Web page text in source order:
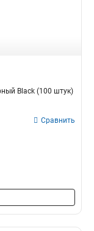
Black (100 штук)
Сравнить